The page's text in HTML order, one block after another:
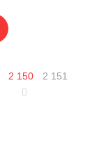
2 150
2 151